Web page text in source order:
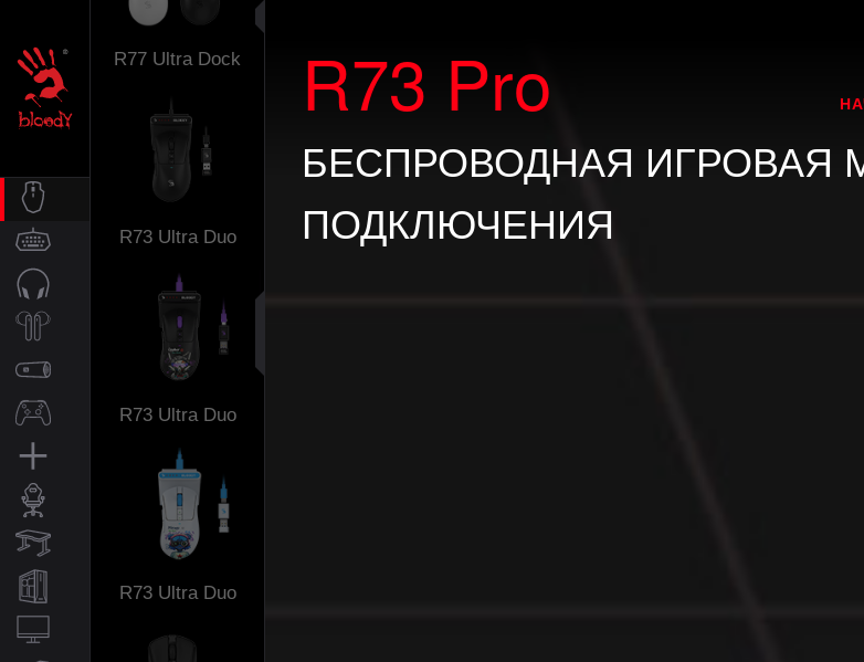
МЫШИ
КЛАВИАТУРЫ
ГАРНИТУРЫ
BLUETOOTH
КОЛОНКИ
ГЕЙМПАДЫ
АКСЕССУАРЫ
КРЕСЛА
СТОЛЫ
ИГРОВЫЕ ПК
R73 Pro
R77 Ultra Dock
R73 Ultra Duo
R73 Ultra Duo
R73 Ultra Duo
БЕСПРОВОДНАЯ
ПОДКЛЮЧЕНИЯ